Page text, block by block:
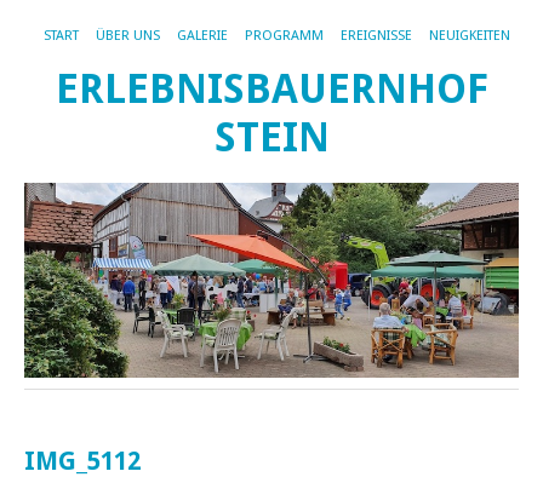
START ÜBER UNS GALERIE PROGRAMM EREIGNISSE NEUIGKEITEN
ERLEBNISBAUERNHOF
STEIN
IMG_5112